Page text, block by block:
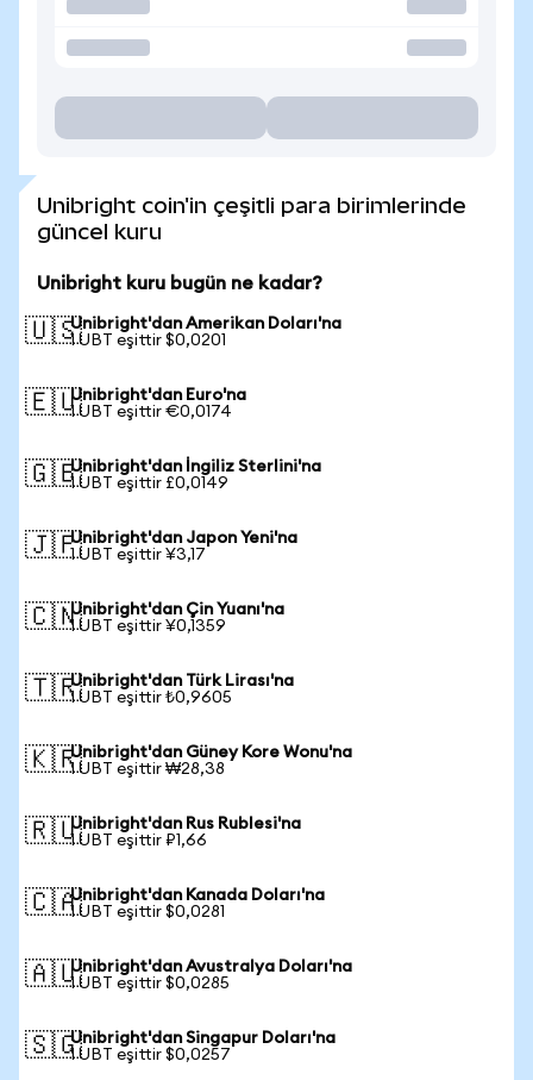
Unibright coin'in çeşitli para birimlerinde
güncel kuru
Unibright kuru bugün ne kadar?
🇺🇸Unibright'dan Amerikan Doları'na
1 UBT eşittir $0,0201
🇪🇺Unibright'dan Euro'na
1 UBT eşittir €0,0174
🇬🇧Unibright'dan İngiliz Sterlini'na
1 UBT eşittir £0,0149
🇯🇵Unibright'dan Japon Yeni'na
1 UBT eşittir ¥3,17
🇨🇳Unibright'dan Çin Yuanı'na
1 UBT eşittir ¥0,1359
🇹🇷Unibright'dan Türk Lirası'na
1 UBT eşittir ₺0,9605
🇰🇷Unibright'dan Güney Kore Wonu'na
1 UBT eşittir ₩28,38
🇷🇺Unibright'dan Rus Rublesi'na
1 UBT eşittir ₽1,66
🇨🇦Unibright'dan Kanada Doları'na
1 UBT eşittir $0,0281
🇦🇺Unibright'dan Avustralya Doları'na
1 UBT eşittir $0,0285
🇸🇬Unibright'dan Singapur Doları'na
1 UBT eşittir $0,0257